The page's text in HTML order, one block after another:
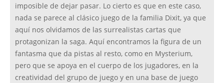
imposible de dejar pasar. Lo cierto es que en este caso,
nada se parece al clásico juego de la familia Dixit, ya que
aquí nos olvidamos de las surrealistas cartas que
protagonizan la saga. Aquí encontramos la figura de un
fantasma que da pistas al resto, como en Mysterium,
pero que se apoya en el cuerpo de los jugadores, en la
creatividad del grupo de juego y en una base de juego